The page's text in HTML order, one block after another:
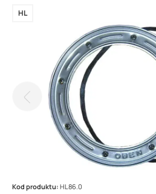
HL
Kod produktu: HL86.0